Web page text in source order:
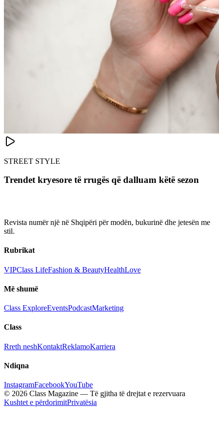
STREET STYLE
Trendet kryesore të rrugës që dalluam këtë sezon
Revista numër një në Shqipëri për modën, bukurinë dhe jetesën me
stil.
Rubrikat
VIPClass LifeFashion & BeautyHealthLove
Më shumë
Class ExploreEventsPodcastMarketing
Class
Rreth neshKontaktReklamoKarriera
Ndiqna
InstagramFacebookYouTube
© 2026 Class Magazine — Të gjitha të drejtat e rezervuara
Kushtet e përdorimitPrivatësia